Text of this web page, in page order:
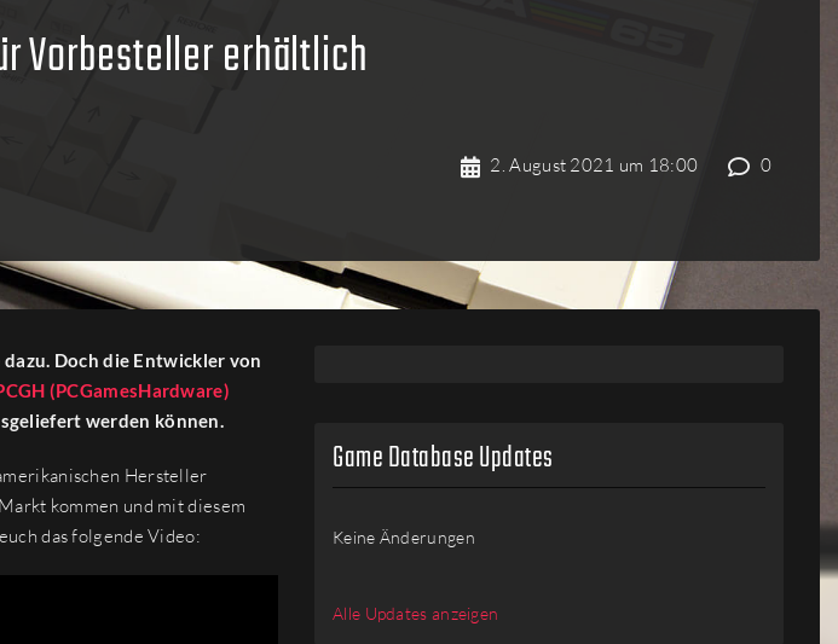
Vorbesteller erhältlich
2. August 2021 um 18:00 0
Doch die Entwickler von
(PCGamesHardware)
werden können.
Hersteller
kommen und mit diesem
das folgende Video:
Game Database Updates
Keine Änderungen
Alle Updates anzeigen